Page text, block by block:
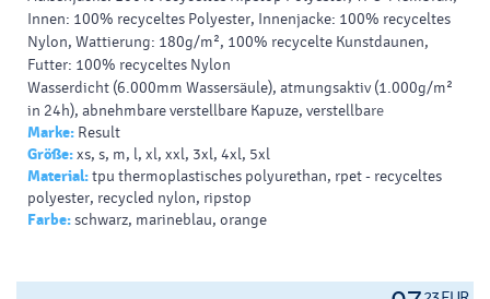
Innen: 100% recyceltes Polyester, Innenjacke: 100% recyceltes
Nylon, Wattierung: 180g/m², 100% recycelte Kunstdaunen,
Futter: 100% recyceltes Nylon
Wasserdicht (6.000mm Wassersäule), atmungsaktiv (1.000g/m²
in 24h), abnehmbare verstellbare Kapuze, verstellbare
Ärmelbündchen mit Klettverschluss, wasserdichter
Reißverschluss, Windschutzleiste mit Druckknöpfen, 2
aufgesetzte Taschen mit Druckknöpfen und seitlichem
Reißverschluss, Nähte versiegelt, Reißverschluss innen zum
Befestigen der Innenjacke, Veredelungszugang an Rücken und
Bündchen an Arm- und Bundabschluss, durchgehender
Marke: Result
Größe:xs, s, m, l, xl, xxl, 3xl, 4xl, 5xl
Material:tpu thermoplastisches polyurethan, rpet - recyceltes
polyester, recycled nylon, ripstop
Farbe:schwarz, marineblau, orange